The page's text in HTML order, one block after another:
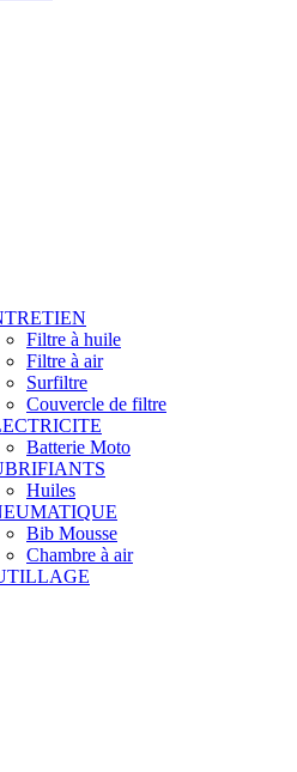
Filtre à huile
Filtre à air
Surfiltre
Couvercle de filtre
Batterie Moto
Huiles
Bib Mousse
Chambre à air